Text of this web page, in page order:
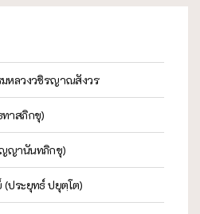
มหลวงวชิรญาณสังวร
ทาสภิกขุ)
ญานันทภิกขุ)
(ประยุทธ์ ปยุตฺโต)